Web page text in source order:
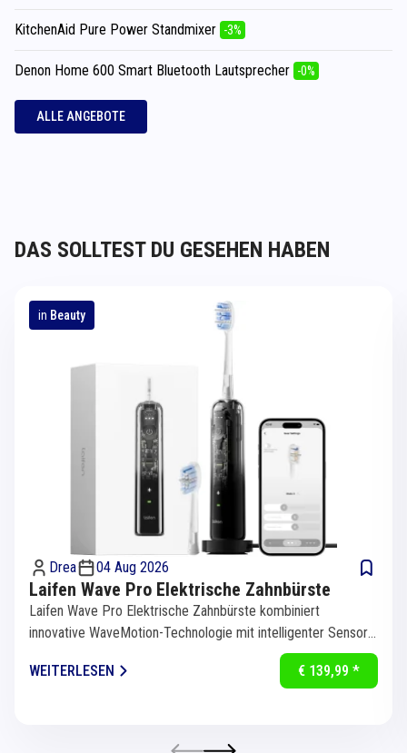
KitchenAid Pure Power Standmixer -3%
Denon Home 600 Smart Bluetooth Lautsprecher -0%
ALLE ANGEBOTE
DAS SOLLTEST DU GESEHEN HABEN
in Beauty
Drea 04 Aug 2026
Laifen Wave Pro Elektrische Zahnbürste
Laifen Wave Pro Elektrische Zahnbürste kombiniert
innovative WaveMotion-Technologie mit intelligenter Sensorik
WEITERLESEN
€ 139,99 *